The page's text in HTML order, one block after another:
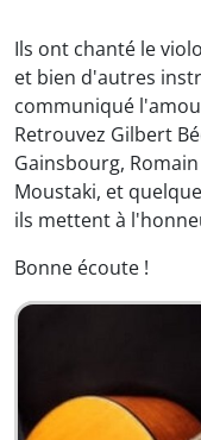
Ils ont chanté le
et bien d'autres
communiqué
Retrouvez Gilbert
Gainsbourg,
Moustaki, et
ils mettent à
Bonne écoute !